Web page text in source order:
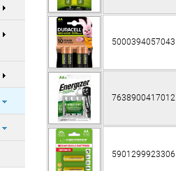
5000394057043
7638900417012
5901299923306